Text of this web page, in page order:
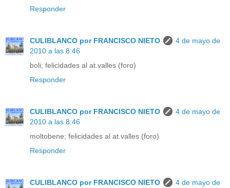
Responder
CULIBLANCO por FRANCISCO NIETO
4 de mayo de
2010 a las 8:46
boli; felicidades al at.valles (foro)
Responder
CULIBLANCO por FRANCISCO NIETO
4 de mayo de
2010 a las 8:46
moltobene; felicidades al at.valles (foro)
Responder
CULIBLANCO por FRANCISCO NIETO
4 de mayo de